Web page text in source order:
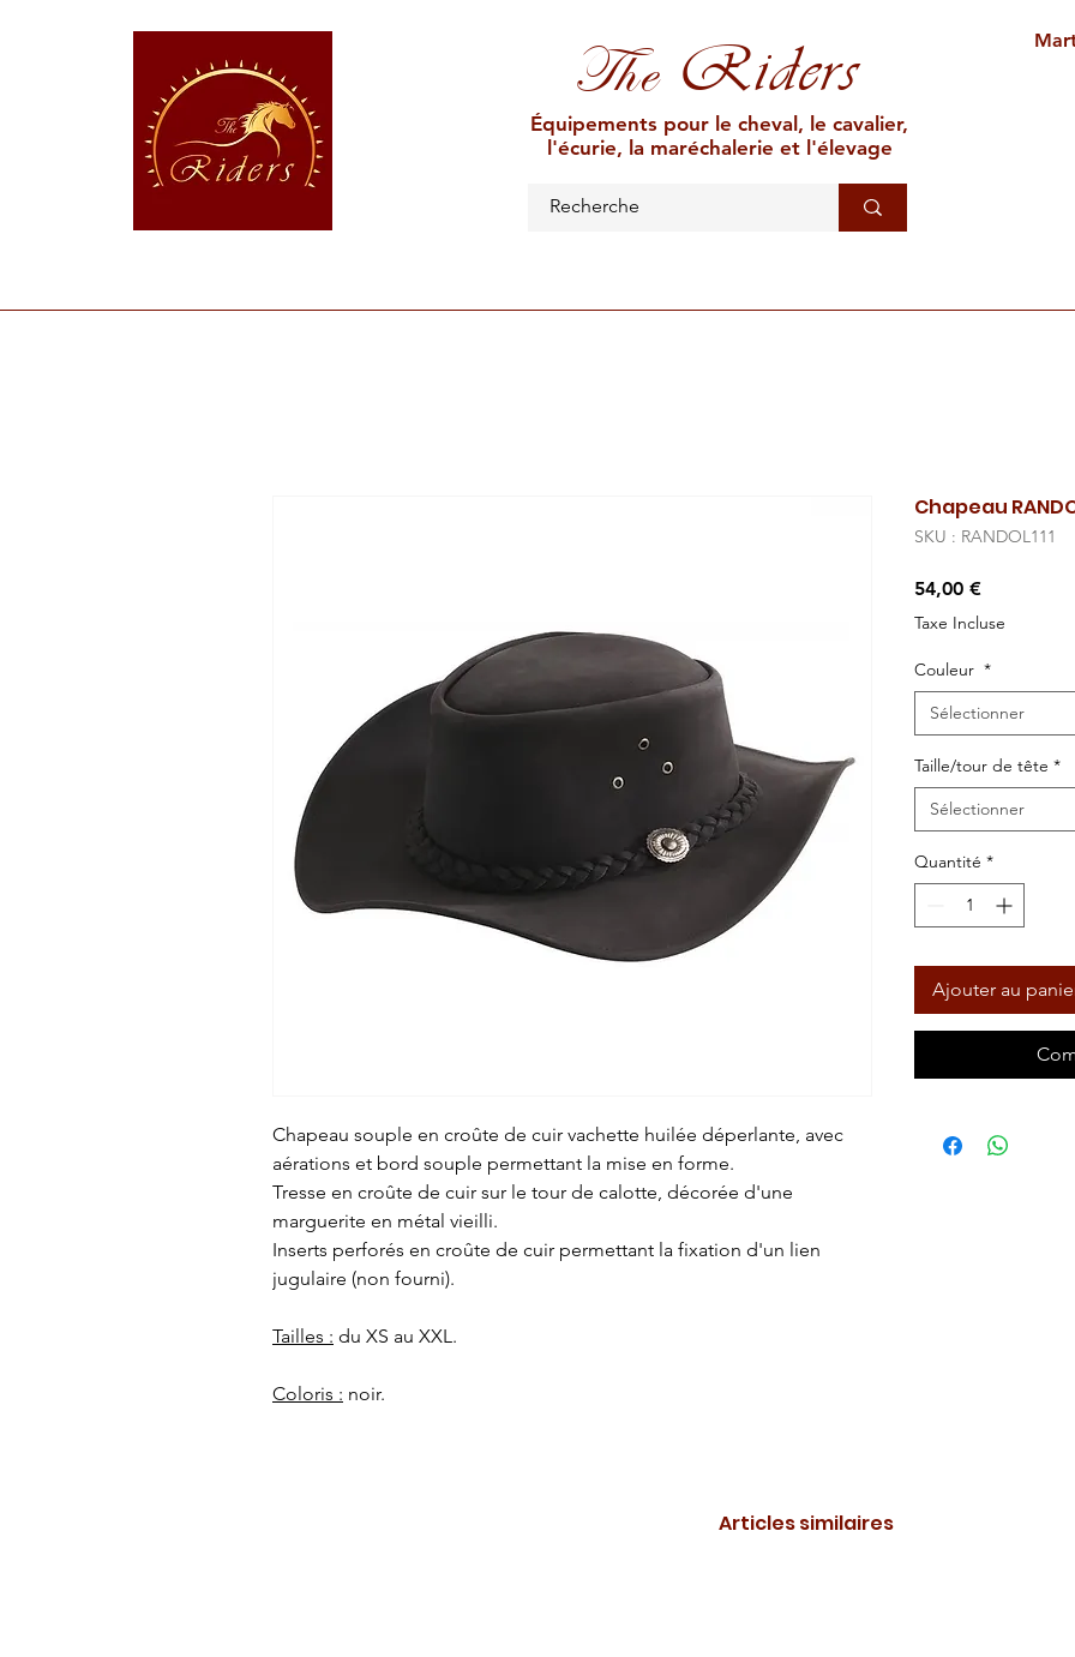
TheRiders
Équipements pour le cheval, le cavalier,
l'écurie, la maréchalerie et l'élevage
Chapeau souple en croûte de cuir vachette huilée déperlante, avec
aérations et bord souple permettant la mise en forme.
Tresse en croûte de cuir sur le tour de calotte, décorée d'une
marguerite en métal vieilli.
Inserts perforés en croûte de cuir permettant la fixation d'un lien
jugulaire (non fourni).
Tailles : du XS au XXL.
Coloris : noir.
Chapeau
SKU : RANDOL111
54,00 €Prix
Taxe Incluse
Couleur *
Sélectionner
Taille/tour de tête *
Sélectionner
Quantité *
Ajouter au
Articles similaires